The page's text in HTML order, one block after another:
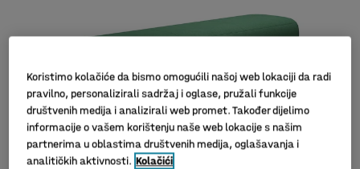
Koristimo kolačiće da bismo omogućili našoj web lokaciji da radi
pravilno, personalizirali sadržaj i oglase, pružali funkcije
društvenih medija i analizirali web promet. Također dijelimo
informacije o vašem korištenju naše web lokacije s našim
partnerima u oblastima društvenih medija, oglašavanja i
analitičkih aktivnosti. Kolačići